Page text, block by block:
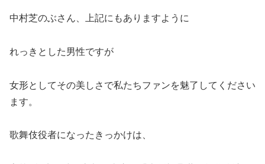
中村芝のぶさん、上記にもありますように
れっきとした男性ですが
女形としてその美しさで私たちファンを魅了してください
ます。
歌舞伎役者になったきっかけは、